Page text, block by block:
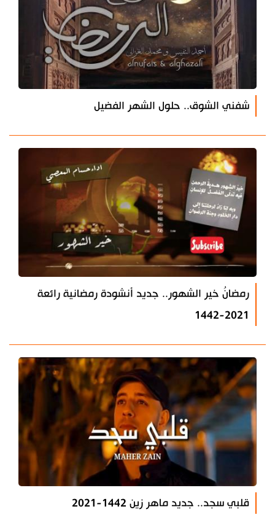
شفني الشوق.. حلول الشهر الفضيل
رمضانُ خير الشهور.. جديد أنشودة رمضانية رائعة
2021-1442
قلبي سجد.. جديد ماهر زين 1442-2021